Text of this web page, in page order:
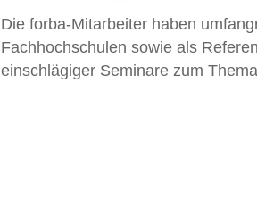
Die forba-Mitarbeiter haben
Fachhochschulen sowie als
einschlägiger Seminare zum